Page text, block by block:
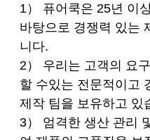
1） 퓨어쿡은 25년 이
바탕으로 경쟁력 있는
니다.
2） 우리는 고객의 요
할 수있는 전문적이고
제작 팀을 보유하고 있
3） 엄격한 생산 관리